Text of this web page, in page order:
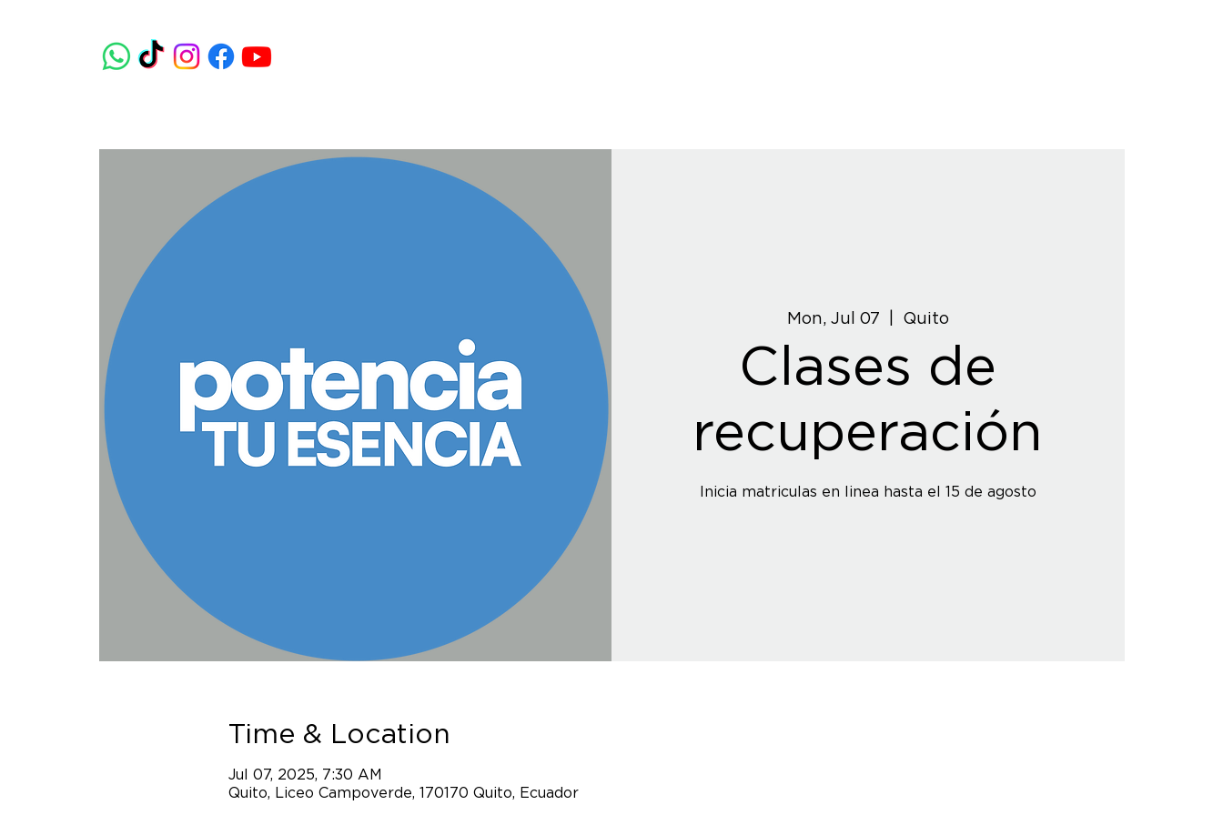
Mon, Jul 07 Quito
Clases de
recuperación
Inicia matriculas en linea hasta el 15 de agosto
Time & Location
Jul 07, 2025, 7:30 AM
Quito, Liceo Campoverde, 170170 Quito, Ecuador